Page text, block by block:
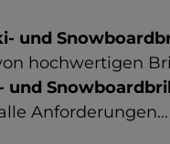
und
hochwertigen
und
Anforderungen...